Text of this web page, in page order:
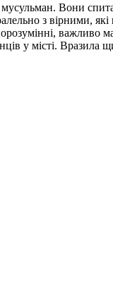
мусульман. Вони
з вірними,
важливо
у місті. Вразила